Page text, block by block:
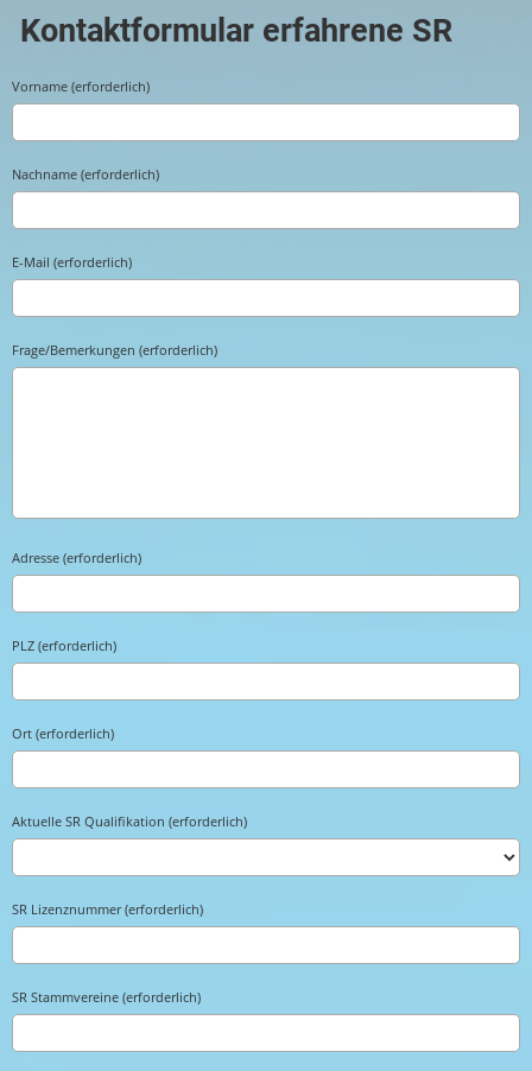
Kontaktformular erfahrene SR
Vorname (erforderlich)
Nachname (erforderlich)
E-Mail (erforderlich)
Frage/Bemerkungen (erforderlich)
Adresse (erforderlich)
PLZ (erforderlich)
Ort (erforderlich)
Aktuelle SR Qualifikation (erforderlich)
SR Lizenznummer (erforderlich)
SR Stammvereine (erforderlich)